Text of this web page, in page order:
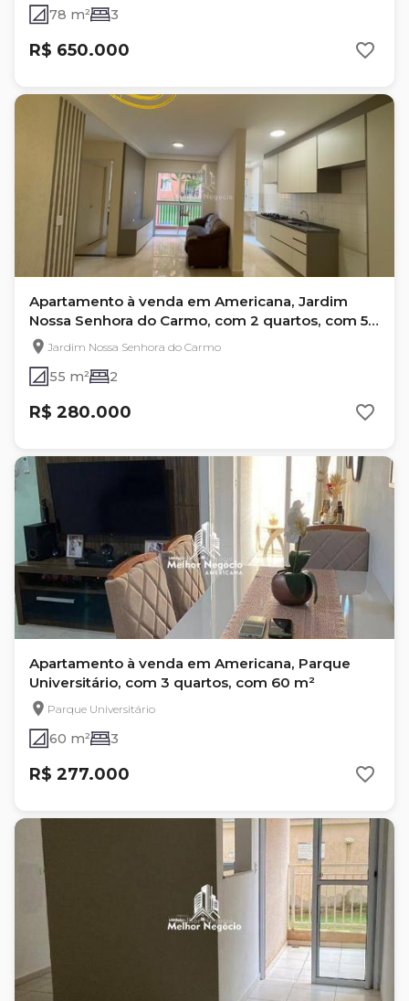
78 m² 3
R$ 650.000
Apartamento à venda em Americana, Jardim
Nossa Senhora do Carmo, com 2 quartos, com 55
m², GERAL
Jardim Nossa Senhora do Carmo
55 m² 2
R$ 280.000
Apartamento à venda em Americana, Parque
Universitário, com 3 quartos, com 60 m²
Parque Universitário
60 m² 3
R$ 277.000